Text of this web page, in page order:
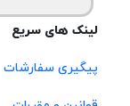
لینک های سریع
پیگیری سفارشات